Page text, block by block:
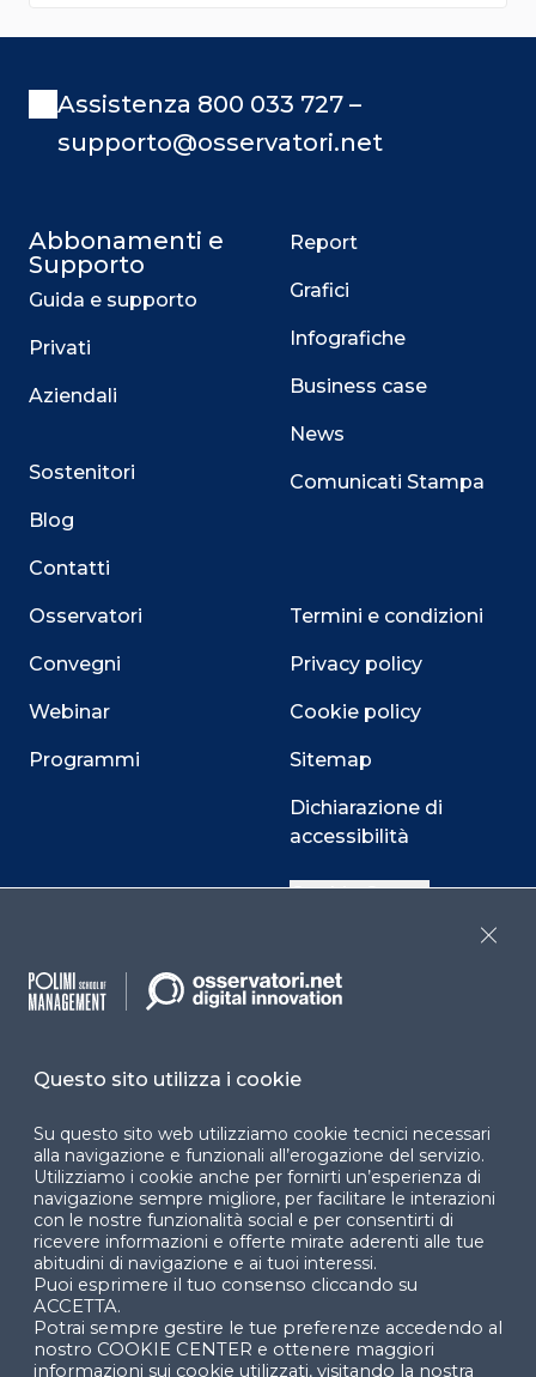
Assistenza 800 033 727 –
supporto@osservatori.net
Abbonamenti e
Supporto
Guida e supporto
Privati
Aziendali
Sostenitori
Blog
Contatti
Osservatori
Convegni
Webinar
Programmi
Report
Grafici
Infografiche
Business case
News
Comunicati Stampa
Termini e condizioni
Privacy policy
Cookie policy
Sitemap
Dichiarazione di
accessibilità
Cookie Center
Facebook LinkedIn
© 2024 Copyright © Politecnico di Milano Dipartimento
di Ingegneria Gestionale
Questo sito utilizza i cookie
Su questo sito web utilizziamo cookie tecnici necessari
alla navigazione e funzionali all’erogazione del servizio.
Utilizziamo i cookie anche per fornirti un’esperienza di
navigazione sempre migliore, per facilitare le interazioni
con le nostre funzionalità social e per consentirti di
ricevere informazioni e offerte mirate aderenti alle tue
abitudini di navigazione e ai tuoi interessi.
Puoi esprimere il tuo consenso cliccando su
ACCETTA.
Potrai sempre gestire le tue preferenze accedendo al
nostro COOKIE CENTER e ottenere maggiori
informazioni sui cookie utilizzati, visitando la nostra